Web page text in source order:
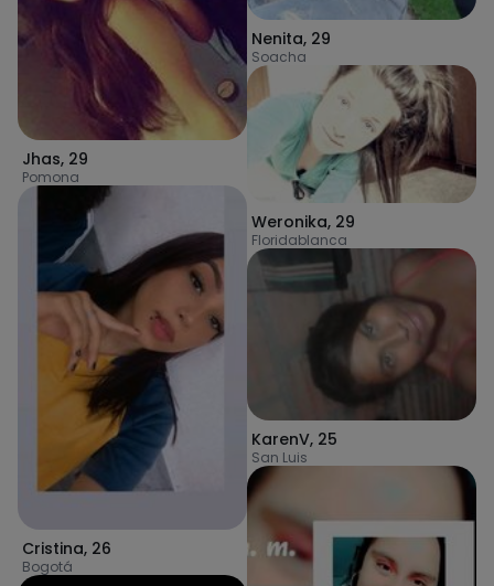
Jhas, 29
Pomona
Cristina, 26
Bogotá
Nenita, 29
Soacha
Weronika, 29
Floridablanca
KarenV, 25
San Luis